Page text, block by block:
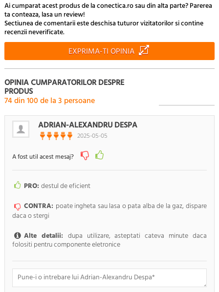
Ai cumparat acest produs de la conectica.ro sau din alta parte? Parerea
ta conteaza, lasa un review!
Sectiunea de comentarii este deschisa tuturor vizitatorilor si contine
recenzii neverificate.
EXPRIMA-TI OPINIA
OPINIA CUMPARATORILOR DESPRE
PRODUS
74din100de la3 persoane
ADRIAN-ALEXANDRU DESPA
2025-05-05
A fost util acest mesaj?
PRO: destul de eficient
CONTRA: poate ingheta sau lasa o pata alba de la gaz, dispare
daca o stergi
Alte detalii: dupa utilizare, asteptati cateva minute daca
folositi pentru componente eletronice